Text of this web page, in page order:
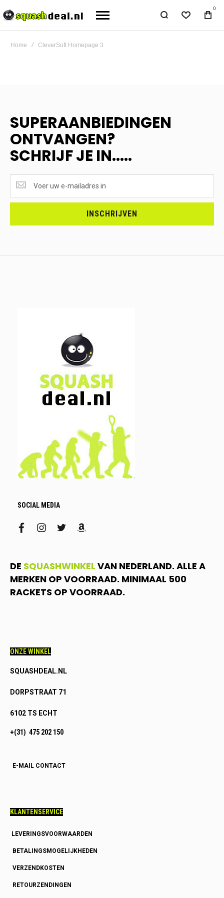
0
Home CleverSoft Homepage 3
SUPERAANBIEDINGEN
ONTVANGEN?
SCHRIJF JE IN.....
ONTVANGEN?
<br>SCHRIJF
INSCHRIJVEN
SOCIAL MEDIA
facebookinstagram
twitteramazon
DE SQUASHWINKEL VAN NEDERLAND. ALLE A
MERKEN OP VOORRAAD. MINIMAAL 500
RACKETS OP VOORRAAD.
ONZE WINKEL
SQUASHDEAL.NL
DORPSTRAAT 71
6102 TS ECHT
+(31) 475 202 150
E-MAIL CONTACT
KLANTENSERVICE
LEVERINGSVOORWAARDEN
BETALINGSMOGELIJKHEDEN
VERZENDKOSTEN
RETOURZENDINGEN